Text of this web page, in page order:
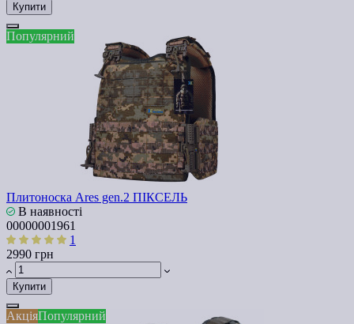
Купити
Популярний
Плитоноска Ares gen.2 ПІКСЕЛЬ
В наявності
00000001961
1
2990 грн
Купити
АкціяПопулярний